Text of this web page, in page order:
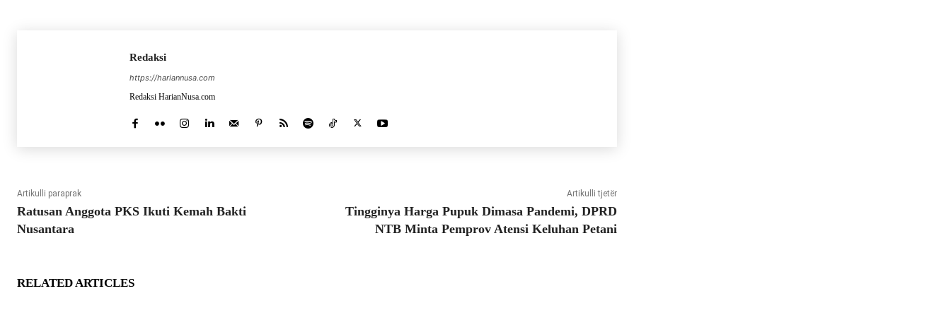
Redaksi
https://hariannusa.com
Redaksi HarianNusa.com
Artikulli paraprak
Ratusan Anggota PKS Ikuti Kemah Bakti
Nusantara
Artikulli tjetër
Tingginya Harga Pupuk Dimasa Pandemi, DPRD
NTB Minta Pemprov Atensi Keluhan Petani
RELATED ARTICLES